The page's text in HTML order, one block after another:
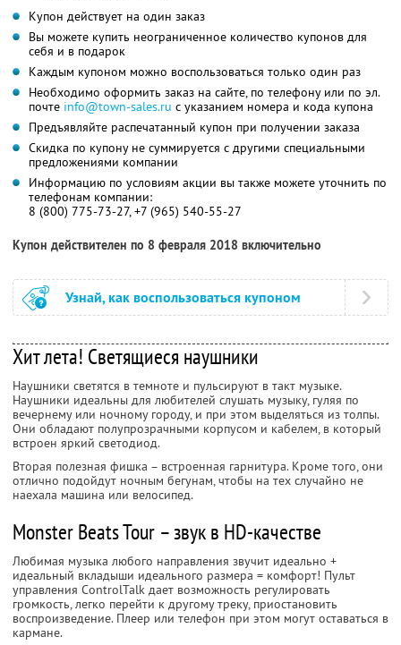
Купон действует на один заказ
Вы можете купить неограниченное количество купонов для
себя и в подарок
Каждым купоном можно воспользоваться только один раз
Необходимо оформить заказ на сайте, по телефону или по эл.
почте info@town-sales.ru с указанием номера и кода купона
Предъявляйте распечатанный купон при получении заказа
Скидка по купону не суммируется с другими специальными
предложениями компании
Информацию по условиям акции вы также можете уточнить по
телефонам компании:
8 (800) 775-73-27, +7 (965) 540-55-27
Купон действителен по 8 февраля 2018 включительно
Узнай, как воспользоваться купоном
Хит лета! Светящиеся наушники
Наушники светятся в темноте и пульсируют в такт музыке.
Наушники идеальны для любителей слушать музыку, гуляя по
вечернему или ночному городу, и при этом выделяться из толпы.
Они обладают полупрозрачными корпусом и кабелем, в который
встроен яркий светодиод.
Вторая полезная фишка – встроенная гарнитура. Кроме того, они
отлично подойдут ночным бегунам, чтобы на тех случайно не
наехала машина или велосипед.
Monster Beats Tour – звук в HD-качестве
Любимая музыка любого направления звучит идеально +
идеальный вкладыши идеального размера = комфорт! Пульт
управления ControlTalk дает возможность регулировать
громкость, легко перейти к другому треку, приостановить
воспроизведение. Плеер или телефон при этом могут оставаться в
кармане.